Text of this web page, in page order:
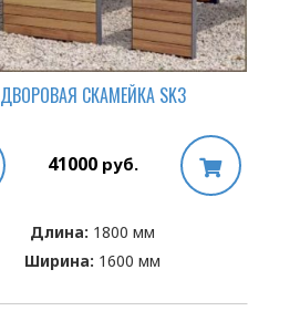
ДВОРОВАЯ СКАМЕЙКА SK3
41000руб.
Длина: 1800 мм
Ширина: 1600 мм